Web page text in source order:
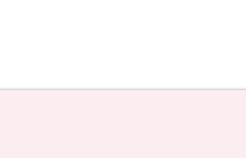
mit der Opposition